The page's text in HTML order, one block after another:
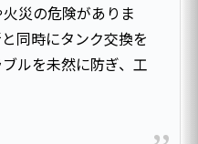
災の危険がありま
同時にタンク交換を
ルを未然に防ぎ、工